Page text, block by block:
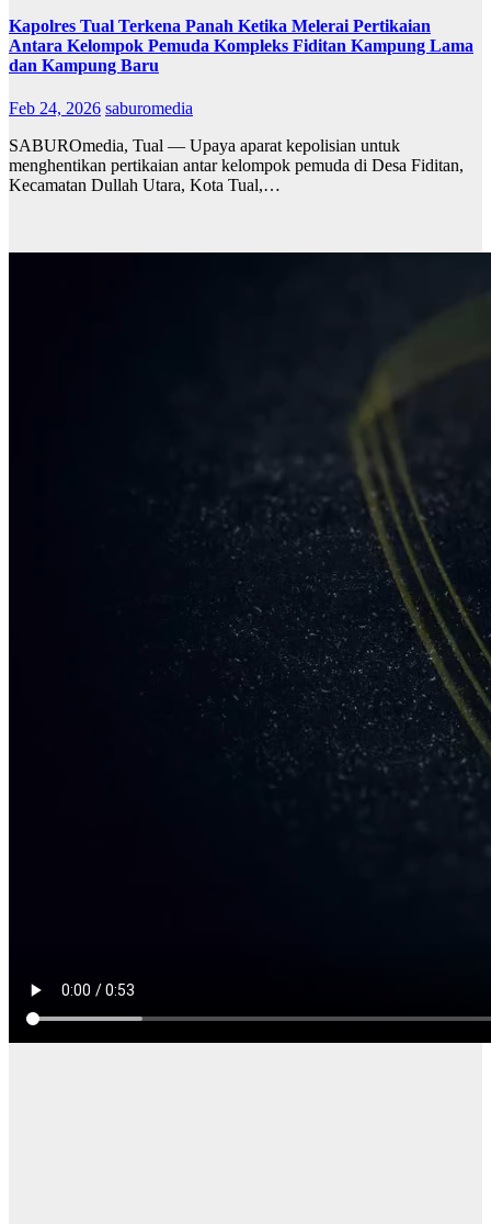
Kapolres Tual Terkena Panah Ketika Melerai Pertikaian
Antara Kelompok Pemuda Kompleks Fiditan Kampung Lama
dan Kampung Baru
Feb 24, 2026 saburomedia
SABUROmedia, Tual — Upaya aparat kepolisian untuk
menghentikan pertikaian antar kelompok pemuda di Desa Fiditan,
Kecamatan Dullah Utara, Kota Tual,…